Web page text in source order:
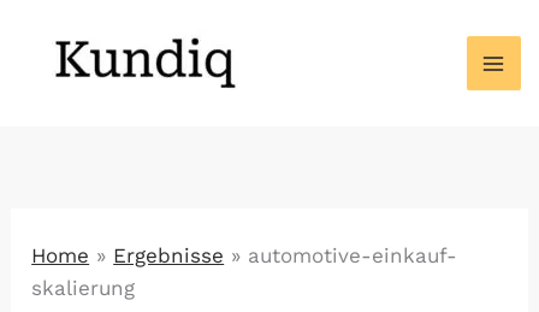
Inhalt
springen
Home » Ergebnisse » automotive-einkauf-
skalierung